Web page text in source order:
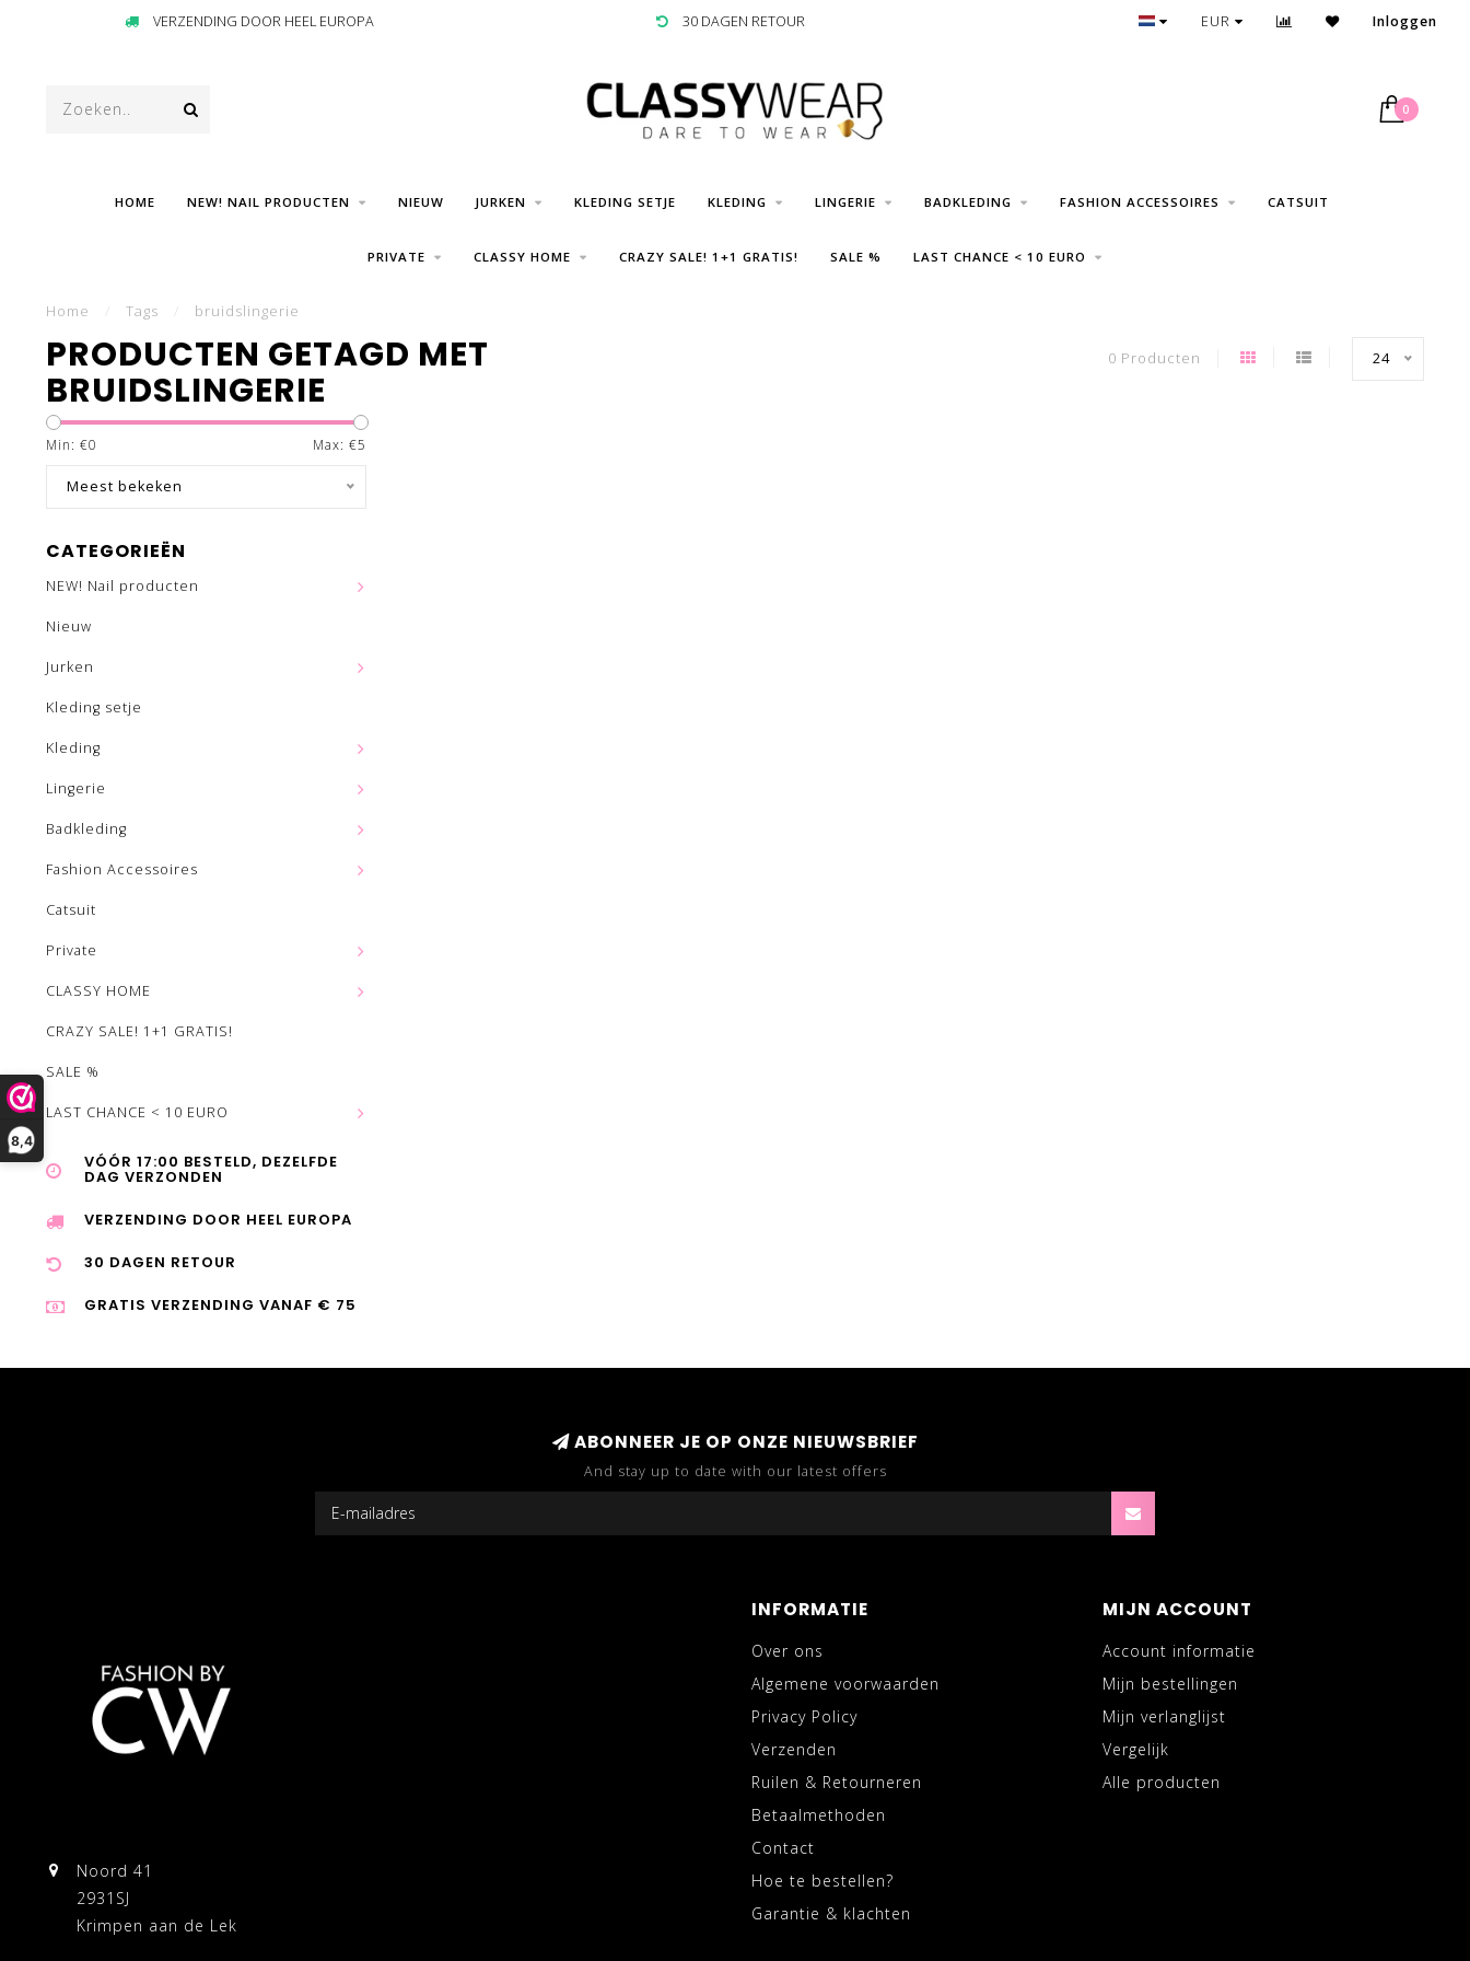
8,4
VERZENDING DOOR HEEL EUROPA 30 DAGEN RETOUR GRATIS VERZENDING VANAF € 75
EUR Inloggen
0
HOME NEW! NAIL PRODUCTEN NIEUW JURKEN KLEDING SETJE KLEDING LINGERIE BADKLEDING FASHION ACCESSOIRES CATSUIT
PRIVATE CLASSY HOME CRAZY SALE! 1+1 GRATIS! SALE % LAST CHANCE < 10 EURO
Home Tags bruidslingerie
PRODUCTEN GETAGD MET
BRUIDSLINGERIE
0 Producten 24
Min: €0 Max: €5
Meest bekeken
CATEGORIEËN
NEW! Nail producten
Nieuw
Jurken
Kleding setje
Kleding
Lingerie
Badkleding
Fashion Accessoires
Catsuit
Private
CLASSY HOME
CRAZY SALE! 1+1 GRATIS!
SALE %
LAST CHANCE < 10 EURO
VÓÓR 17:00 BESTELD, DEZELFDE
DAG VERZONDEN
VERZENDING DOOR HEEL EUROPA
30 DAGEN RETOUR
GRATIS VERZENDING VANAF € 75
ABONNEER JE OP ONZE NIEUWSBRIEF
And stay up to date with our latest offers
Noord 41
2931SJ
Krimpen aan de Lek
INFORMATIE
Over ons
Algemene voorwaarden
Privacy Policy
Verzenden
Ruilen & Retourneren
Betaalmethoden
Contact
Hoe te bestellen?
Garantie & klachten
MIJN ACCOUNT
Account informatie
Mijn bestellingen
Mijn verlanglijst
Vergelijk
Alle producten